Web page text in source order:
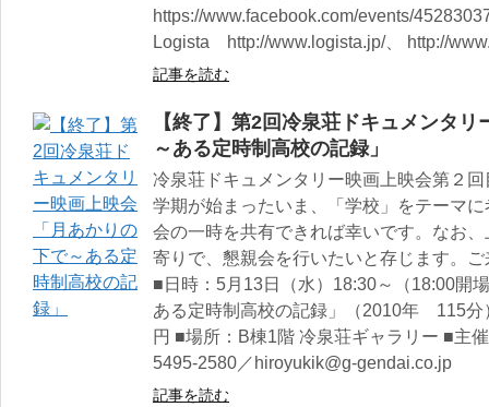
https://www.facebook.com/events/
Logista http://www.logista.jp/、 http://
記事を読む
【終了】第2回冷泉荘ドキュメンタ
～ある定時制高校の記録」
冷泉荘ドキュメンタリー映画上映会第２
学期が始まったいま、「学校」をテーマ
会の一時を共有できれば幸いです。なお
寄りで、懇親会を行いたいと存じます。
■日時：5月13日（水）18:30～（18:00開
ある定時制高校の記録」（2010年 115分
円 ■場所：B棟1階 冷泉荘ギャラリー ■主
5495-2580／hiroyukik@g-gendai.co.jp
記事を読む